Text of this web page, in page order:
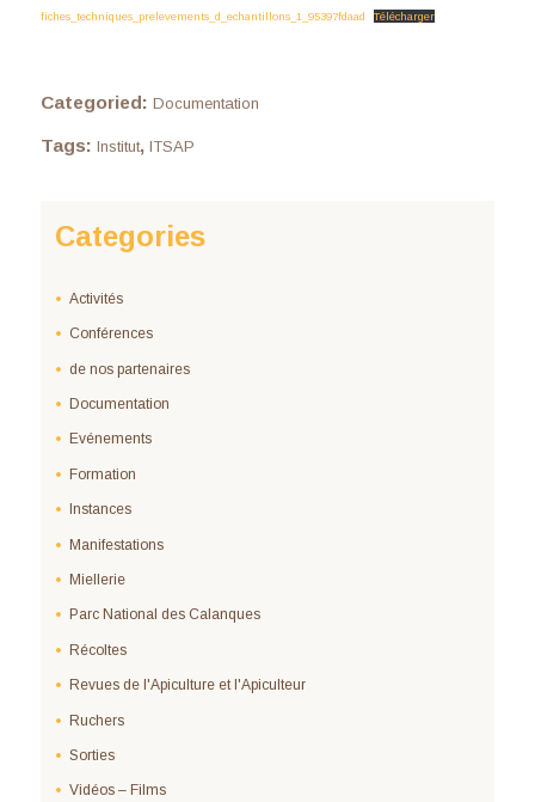
fiches_techniques_prelevements_d_echantillons_1_95397fdaad
Télécharger
Categoried: Documentation
Tags: Institut, ITSAP
Categories
Activités
Conférences
de nos partenaires
Documentation
Evénements
Formation
Instances
Manifestations
Miellerie
Parc National des Calanques
Récoltes
Revues de l'Apiculture et l'Apiculteur
Ruchers
Sorties
Vidéos – Films